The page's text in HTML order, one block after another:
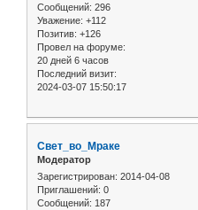
Сообщений: 296
Уважение: +112
Позитив: +126
Провел на форуме:
20 дней 6 часов
Последний визит:
2024-03-07 15:50:17
Свет_во_Мраке
Модератор
Зарегистрирован: 2014-04-08
Приглашений: 0
Сообщений: 187